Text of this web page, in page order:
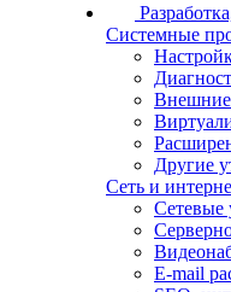
Системные
Внешние
Другие
Сеть и
Сетевые
E-mail